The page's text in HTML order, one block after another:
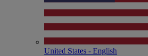
United States - English